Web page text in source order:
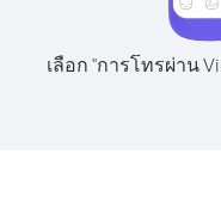
เลือก "การโทรผ่าน